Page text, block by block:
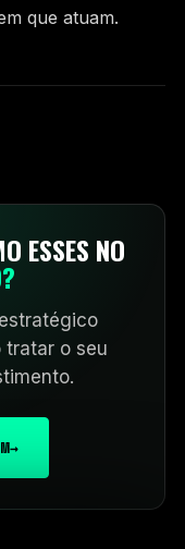
que atuam.
ESSES NO
tratar o seu
→